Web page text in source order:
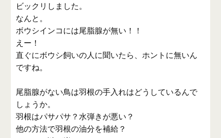
ビックリしました。
なんと。
ボウシインコには尾脂腺が無い！！
えー！
直ぐにボウシ飼いの人に聞いたら、ホントに無いん
ですね。
尾脂腺がない鳥は羽根の手入れはどうしているんで
しょうか。
羽根はパサパサ？水弾きが悪い？
他の方法で羽根の油分を補給？